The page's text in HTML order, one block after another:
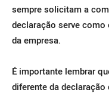
sempre solicitam a
declaração serve
da empresa.
É importante lembrar
diferente da declaração